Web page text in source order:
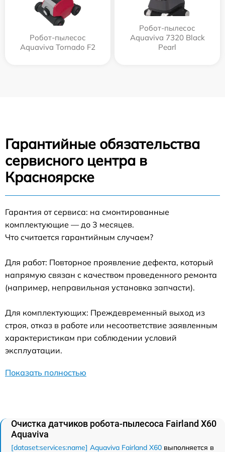
Робот-пылесос
Aquaviva Tornado F2
Робот-пылесос
Aquaviva 7320 Black
Pearl
Гарантийные обязательства
сервисного центра в
Красноярске
Гарантия от сервиса: на смонтированные
комплектующие — до 3 месяцев.
Что считается гарантийным случаем?
Для работ: Повторное проявление дефекта, который
напрямую связан с качеством проведенного ремонта
(например, неправильная установка запчасти).
Для комплектующих: Преждевременный выход из
строя, отказ в работе или несоответствие заявленным
характеристикам при соблюдении условий
эксплуатации.
Показать полностью
Очистка датчиков робота-пылесоса Fairland X60
Aquaviva
[dataset:services:name] Aquaviva Fairland X60 выполняется в